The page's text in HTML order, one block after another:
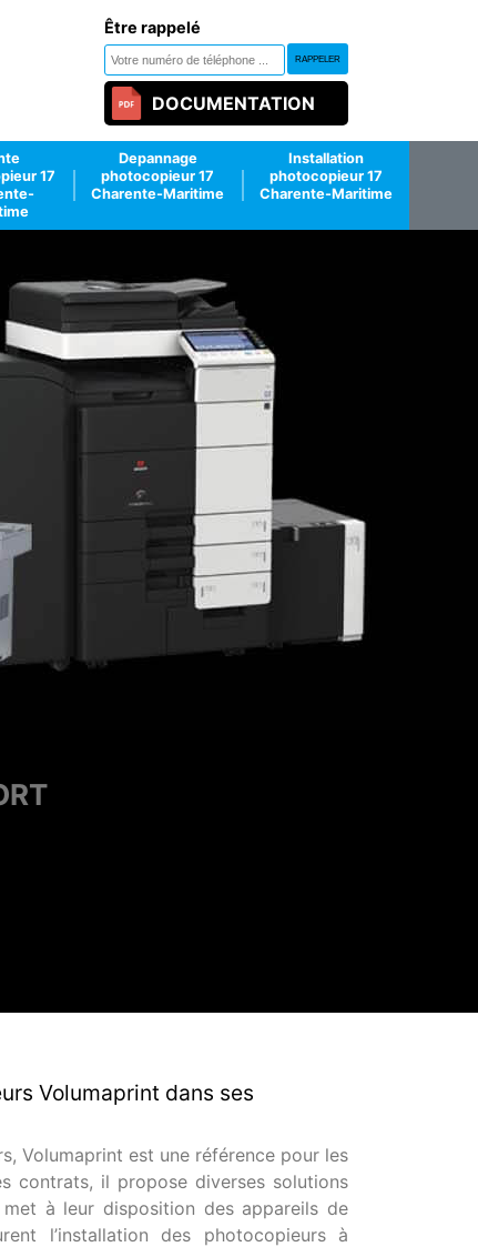
Être rappelé
DOCUMENTATION
17
Depannage
photocopieur 17
Charente-Maritime
Installation
photocopieur 17
Charente-Maritime
et technique."
Volumaprint dans ses
Volumaprint est une référence pour les
contrats, il propose diverses solutions
à leur disposition des appareils de
l’installation des photocopieurs à